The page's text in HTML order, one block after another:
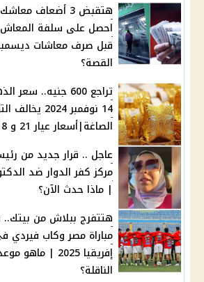
هتقبض 3 أضعاف
احصل على سلفة المعاش
القصة؟
تراجع 600 جنيه..
14 نوفمبر
الصاغة|أسعار عيار 21 و 18 الجرام بكام الآن؟
عاجل .. قرار جديد من
مركز كفر الدوار ضد
| ماذا حدث الآن؟
هتتفرج ببلاش من بيتك..
مباراة مصر وكاب فيردي
إفريقيا 2025 |
الناقلة؟